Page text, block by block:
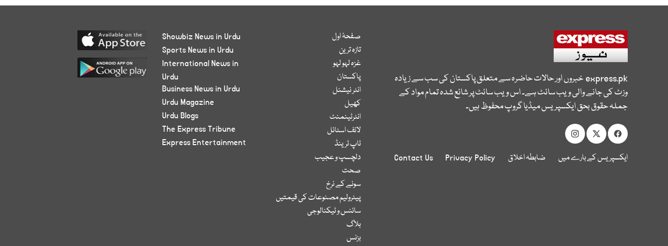
express.pkخبروں اور حالات حاضرہ سے متعلق پاکستان کی سب سے زیادہ
وزٹ کی جانے والی ویب سائٹ ہے۔ اس ویب سائٹ پر شائع شدہ تمام مواد کے
جملہ حقوق بحق ایکسپریس میڈیا گروپ محفوظ ہیں۔
ایکسپریس کے بارے میں ضابطہ اخلاق Privacy Policy
Contact Us
صفحۂ اول
تازہ ترین
غزہ لہو لہو
پاکستان
انٹر نیشنل
کھیل
انٹرٹینمنٹ
لائف اسٹائل
ٹاپ ٹرینڈ
دلچسپ و عجیب
صحت
سونے کے نرخ
پیٹرولیم مصنوعات کی قیمتیں
سائنس و ٹیکنالوجی
بلاگ
بزنس
Showbiz News in Urdu
Sports News in Urdu
International News in
Urdu
Business News in Urdu
Urdu Magazine
Urdu Blogs
The Express Tribune
Express Entertainment